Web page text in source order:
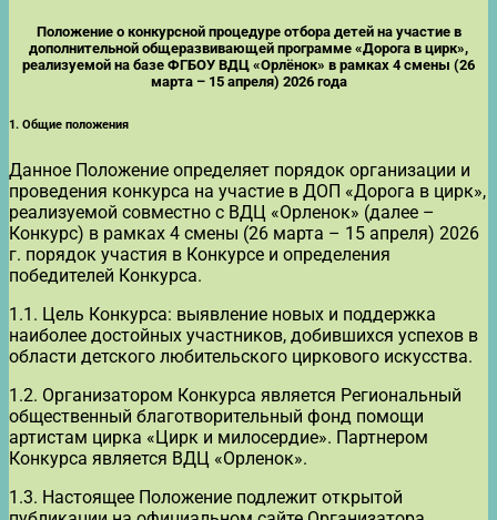
Положение о конкурсной процедуре отбора детей на участие в
дополнительной общеразвивающей программе «Дорога в цирк»,
реализуемой на базе ФГБОУ ВДЦ «Орлёнок» в рамках 4 смены (26
марта – 15 апреля) 2026 года
1. Общие положения
Данное Положение определяет порядок организации и
проведения конкурса на участие в ДОП «Дорога в цирк»,
реализуемой совместно с ВДЦ «Орленок» (далее –
Конкурс) в рамках 4 смены (26 марта – 15 апреля) 2026
г. порядок участия в Конкурсе и определения
победителей Конкурса.
1.1. Цель Конкурса: выявление новых и поддержка
наиболее достойных участников, добившихся успехов в
области детского любительского циркового искусства.
1.2. Организатором Конкурса является Региональный
общественный благотворительный фонд помощи
артистам цирка «Цирк и милосердие». Партнером
Конкурса является ВДЦ «Орленок».
1.3. Настоящее Положение подлежит открытой